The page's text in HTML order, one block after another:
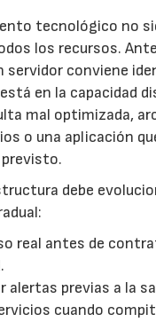
tecnológico no
los recursos.
servidor conviene
en la capacidad
mal optimizada,
o una aplicación
debe
real antes de
alertas previas a la
cuando